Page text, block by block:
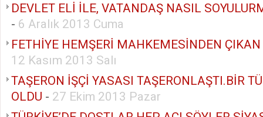
DEVLET ELİ İLE, VATANDAŞ NASIL
- 6 Aralık 2013 Cuma
FETHİYE HEMŞERİ MAHKEMESİNDEN
12 Kasım 2013 Salı
TAŞERON İŞÇİ YASASI TAŞERONLAŞTI.BİR
OLDU - 27 Ekim 2013 Pazar